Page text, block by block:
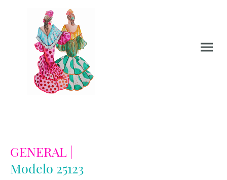
GENERAL |
Modelo 25123